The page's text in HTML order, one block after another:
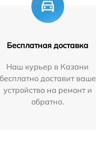
Бесплатная доставка
Наш курьер в Казани
бесплатно доставит ваше
устройство на ремонт и
обратно.